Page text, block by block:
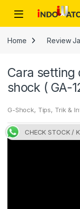
Open
Home Review
Cara setting
shock ( GA-
G-Shock, Tips, Trik &
CHECK STOCK /